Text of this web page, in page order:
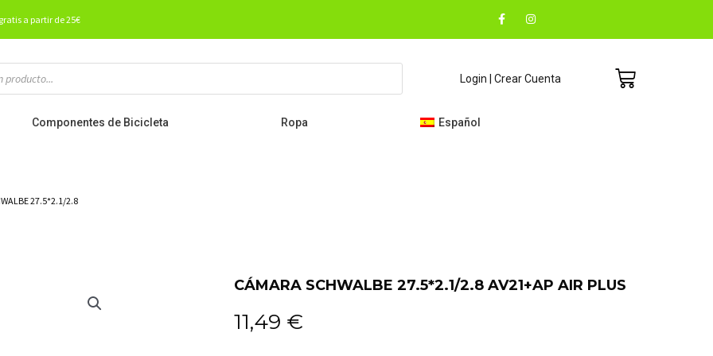
a partir de 25€ F
a
o
I
n
r
Login | Crear Cuenta Carrito
Componentes de Bicicleta Ropa Español
27.5*2.1/2.8
CÁMARA SCHWALBE 27.5*2.1/2.8 AV21+AP AIR PLUS
11,49 €